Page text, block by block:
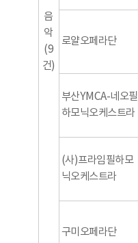
음
악
(9
건)
로얄오페라단
부산YMCA-네오필
하모닉오케스트라
(사)프라임필하모
닉오케스트라
구미오페라단